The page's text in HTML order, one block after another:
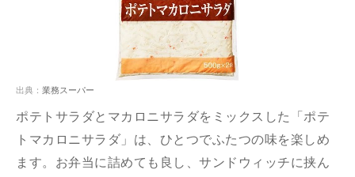
出典： 業務スーパー
ポテトサラダとマカロニサラダをミックスした「ポテ
トマカロニサラダ」は、ひとつでふたつの味を楽しめ
ます。お弁当に詰めても良し、サンドウィッチに挟ん